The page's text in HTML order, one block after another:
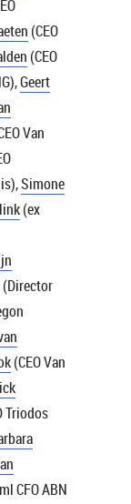
(CEO
(CEO
Geert
Van
Simone
(ex
(Director
(CEO Van
Triodos
CFO ABN